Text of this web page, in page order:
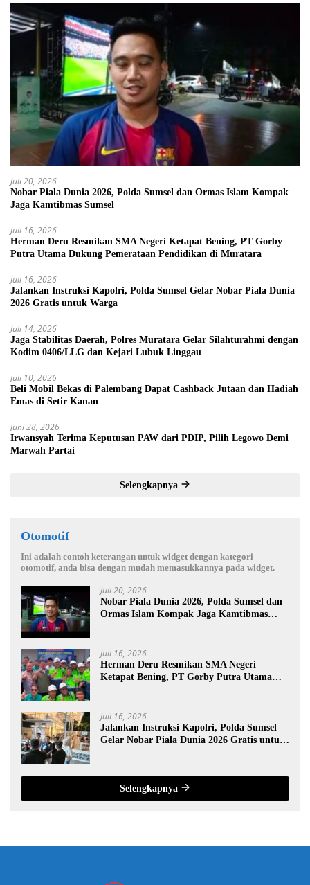
Juli 20, 2026
Nobar Piala Dunia 2026, Polda Sumsel dan Ormas Islam Kompak
Jaga Kamtibmas Sumsel
Juli 16, 2026
Herman Deru Resmikan SMA Negeri Ketapat Bening, PT Gorby
Putra Utama Dukung Pemerataan Pendidikan di Muratara
Juli 16, 2026
Jalankan Instruksi Kapolri, Polda Sumsel Gelar Nobar Piala Dunia
2026 Gratis untuk Warga
Juli 14, 2026
Jaga Stabilitas Daerah, Polres Muratara Gelar Silahturahmi dengan
Kodim 0406/LLG dan Kejari Lubuk Linggau
Juli 10, 2026
Beli Mobil Bekas di Palembang Dapat Cashback Jutaan dan Hadiah
Emas di Setir Kanan
Juni 28, 2026
Irwansyah Terima Keputusan PAW dari PDIP, Pilih Legowo Demi
Marwah Partai
Selengkapnya
Otomotif
Ini adalah contoh keterangan untuk widget dengan kategori
otomotif, anda bisa dengan mudah memasukkannya pada widget.
Juli 20, 2026
Nobar Piala Dunia 2026, Polda Sumsel dan
Ormas Islam Kompak Jaga Kamtibmas
Juli 16, 2026
Herman Deru Resmikan SMA Negeri
Ketapat Bening, PT Gorby Putra Utama
Juli 16, 2026
Jalankan Instruksi Kapolri, Polda Sumsel
Gelar Nobar Piala Dunia 2026 Gratis untuk
Selengkapnya